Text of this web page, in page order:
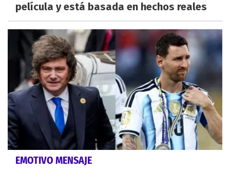
película y está basada en hechos reales
EMOTIVO MENSAJE